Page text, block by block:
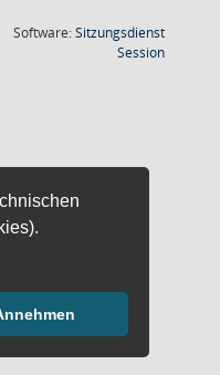
Software:Sitzungsdienst
Session(Wird in